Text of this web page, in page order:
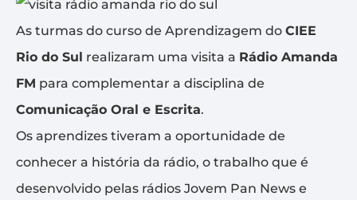
As turmas do curso de Aprendizagem do CIEE
Rio do Sul realizaram uma visita a Rádio Amanda
FM para complementar a disciplina de
Comunicação Oral e Escrita.
Os aprendizes tiveram a oportunidade de
conhecer a história da rádio, o trabalho que é
desenvolvido pelas rádios Jovem Pan News e